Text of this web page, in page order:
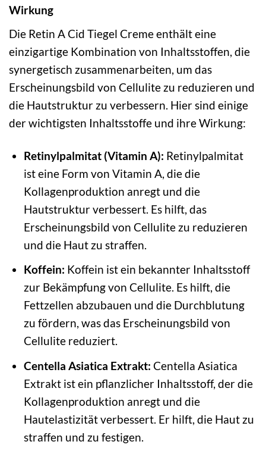
Wirkung
Die Retin A Cid Tiegel Creme enthält eine
einzigartige Kombination von Inhaltsstoffen, die
synergetisch zusammenarbeiten, um das
Erscheinungsbild von Cellulite zu reduzieren und
die Hautstruktur zu verbessern. Hier sind einige
der wichtigsten Inhaltsstoffe und ihre Wirkung:
Retinylpalmitat (Vitamin A): Retinylpalmitat
ist eine Form von Vitamin A, die die
Kollagenproduktion anregt und die
Hautstruktur verbessert. Es hilft, das
Erscheinungsbild von Cellulite zu reduzieren
und die Haut zu straffen.
Koffein: Koffein ist ein bekannter Inhaltsstoff
zur Bekämpfung von Cellulite. Es hilft, die
Fettzellen abzubauen und die Durchblutung
zu fördern, was das Erscheinungsbild von
Cellulite reduziert.
Centella Asiatica Extrakt: Centella Asiatica
Extrakt ist ein pflanzlicher Inhaltsstoff, der die
Kollagenproduktion anregt und die
Hautelastizität verbessert. Er hilft, die Haut zu
straffen und zu festigen.